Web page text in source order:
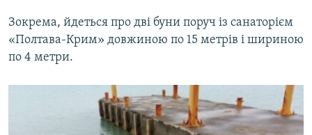
Зокрема, йдеться про дві буни поруч із санаторієм
«Полтава-Крим» довжиною по 15 метрів і шириною
по 4 метри.